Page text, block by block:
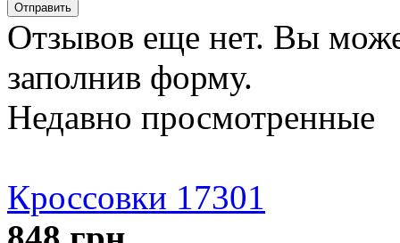
Отправить
Отзывов еще нет. Вы
заполнив форму.
Недавно просмотренные
Кроссовки 17301